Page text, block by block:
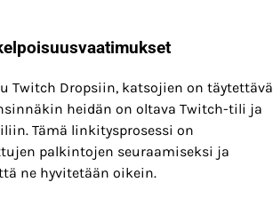
Twitch Dropsiin, katsojien on täytettävä
heidän on oltava Twitch-tili ja
Tämä linkitysprosessi on
palkintojen seuraamiseksi ja
ne hyvitetään oikein.